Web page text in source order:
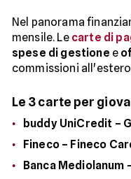
Nel panorama
mensile. Le carte di
spese di gestione e
commissioni
Le 3 carte per
buddy UniCredit –
Fineco – Fineco
Banca Mediolanum